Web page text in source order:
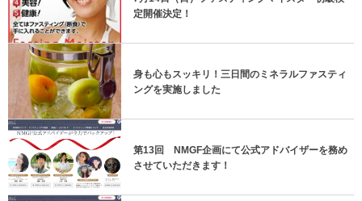
定開催決定！
身も心もスッキリ！三日間のミネラルファスティ
ングを実施しました
第13回 NMGF企画にて公式アドバイザーを務め
させていただきます！